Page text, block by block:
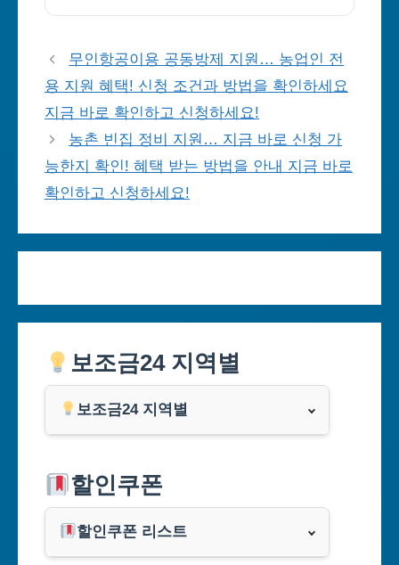
무인항공이용 공동방제 지원… 농업인 전
용 지원 혜택! 신청 조건과 방법을 확인하세요
지금 바로 확인하고 신청하세요!
농촌 빈집 정비 지원… 지금 바로 신청 가
능한지 확인! 혜택 받는 방법을 안내 지금 바로
확인하고 신청하세요!
보조금24 지역별
보조금24 지역별
부산광역시
대구광역시
할인쿠폰
할인쿠폰 리스트